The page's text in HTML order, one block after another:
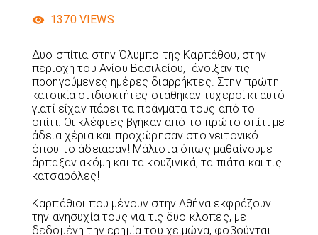
1370 VIEWS
Δυο σπίτια στην Όλυμπο της Καρπάθου, στην
περιοχή του Αγίου Βασιλείου, άνοιξαν τις
προηγούμενες ημέρες διαρρήκτες. Στην πρώτη
κατοικία οι ιδιοκτήτες στάθηκαν τυχεροί κι αυτό
γιατί είχαν πάρει τα πράγματα τους από το
σπίτι. Οι κλέφτες βγήκαν από το πρώτο σπίτι με
άδεια χέρια και προχώρησαν στο γειτονικό
όπου το άδειασαν! Μάλιστα όπως μαθαίνουμε
άρπαξαν ακόμη και τα κουζινικά, τα πιάτα και τις
κατσαρόλες!
Καρπάθιοι που μένουν στην Αθήνα εκφράζουν
την ανησυχία τους για τις δυο κλοπές, με
δεδομένη την ερημία του χειμώνα, φοβούνται